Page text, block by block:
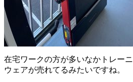
在宅ワークの方が多いなかトレー
ウェアが売れてるみたいですね。